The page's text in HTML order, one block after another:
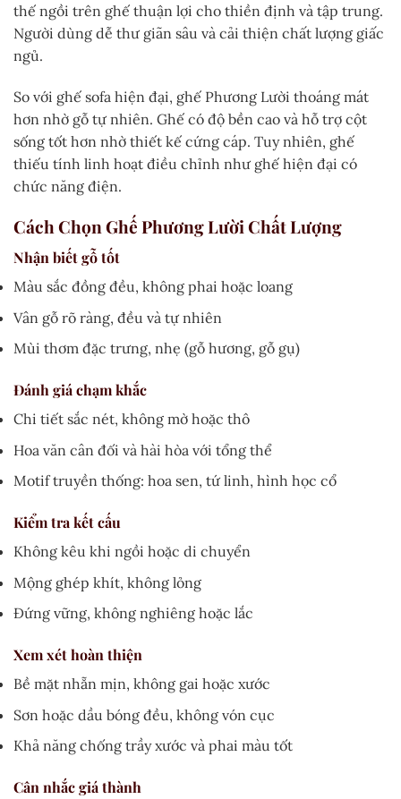
thế ngồi trên ghế thuận lợi cho thiền định và tập trung.
Người dùng dễ thư giãn sâu và cải thiện chất lượng giấc
ngủ.
So với ghế sofa hiện đại, ghế Phương Lười thoáng mát
hơn nhờ gỗ tự nhiên. Ghế có độ bền cao và hỗ trợ cột
sống tốt hơn nhờ thiết kế cứng cáp. Tuy nhiên, ghế
thiếu tính linh hoạt điều chỉnh như ghế hiện đại có
chức năng điện.
Cách Chọn Ghế Phương Lười Chất Lượng
Nhận biết gỗ tốt
Màu sắc đồng đều, không phai hoặc loang
Vân gỗ rõ ràng, đều và tự nhiên
Mùi thơm đặc trưng, nhẹ (gỗ hương, gỗ gụ)
Đánh giá chạm khắc
Chi tiết sắc nét, không mờ hoặc thô
Hoa văn cân đối và hài hòa với tổng thể
Motif truyền thống: hoa sen, tứ linh, hình học cổ
Kiểm tra kết cấu
Không kêu khi ngồi hoặc di chuyển
Mộng ghép khít, không lỏng
Đứng vững, không nghiêng hoặc lắc
Xem xét hoàn thiện
Bề mặt nhẵn mịn, không gai hoặc xước
Sơn hoặc dầu bóng đều, không vón cục
Khả năng chống trầy xước và phai màu tốt
Cân nhắc giá thành